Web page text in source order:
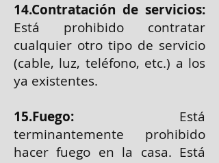
14.Contratación de servicios:
Está prohibido contratar
cualquier otro tipo de servicio
(cable, luz, teléfono, etc.) a los
ya existentes.
15.Fuego: Está
terminantemente prohibido
hacer fuego en la casa. Está